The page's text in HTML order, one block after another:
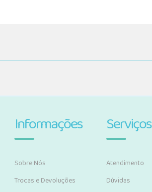
Informações
Sobre Nós
Trocas e Devoluções
Serviços
Atendimento
Dúvidas